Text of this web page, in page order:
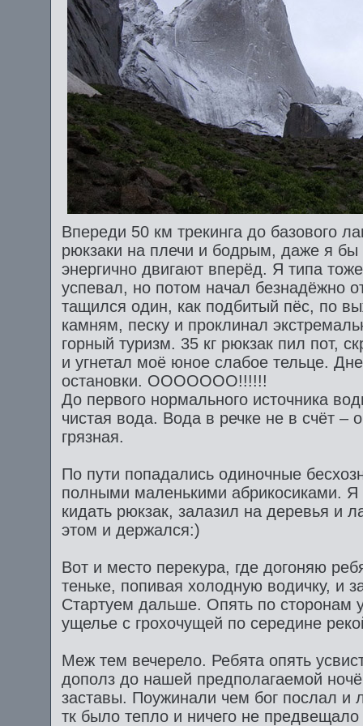
Впереди 50 км трекинга до базового
рюкзаки на плечи и бодрым, даже я
энергично двигают вперёд. Я типа
успевал, но потом начал безнадёжно
тащился один, как подбитый пёс, по
камням, песку и проклинал
горный туризм. 35 кг рюкзак пил пот,
и угнетал моё юное слабое тельце.
остановки. ООООООО!!!!!!
До первого нормального источника
чистая вода. Вода в речке не в счёт –
грязная.
По пути попадались одиночные
полными маленькими абрикосиками. Я
кидать рюкзак, залазил на деревья и
этом и держался:)
Вот и место перекура, где догоняю
теньке, попивая холодную водичку, и
Стартуем дальше. Опять по сторонам
ущелье с грохочущей по середине
Меж тем вечерело. Ребята опять
дополз до нашей предполагаемой
заставы. Поужинали чем бог послал и
тк было тепло и ничего не